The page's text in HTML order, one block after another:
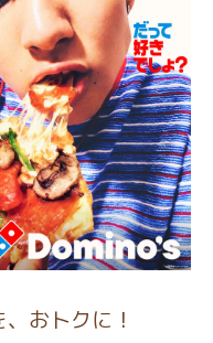
おトクに！